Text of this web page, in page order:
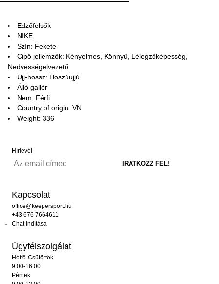
Edzőfelsők
NIKE
Szín: Fekete
Cipő jellemzők: Kényelmes, Könnyű, Lélegzőképesség,
Nedvességelvezető
Ujj-hossz: Hoszúujjú
Álló gallér
Nem: Férfi
Country of origin: VN
Weight: 336
Hírlevél
Kapcsolat
office@keepersport.hu
+43 676 7664611
Chat indítása
Ügyfélszolgálat
Hétfő-Csütörtök
9:00-16:00
Péntek